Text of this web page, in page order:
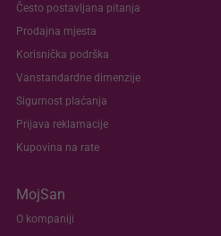
Često postavljana pitanja
Prodajna mjesta
Korisnička podrška
Vanstandardne dimenzije
Sigurnost plaćanja
Prijava reklamacije
Kupovina na rate
MojSan
O kompaniji